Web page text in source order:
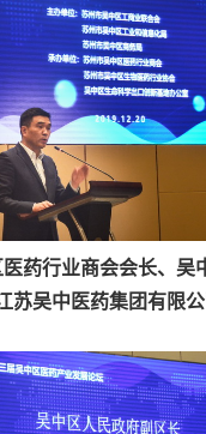
药行业商会会长、吴
苏吴中医药集团有限